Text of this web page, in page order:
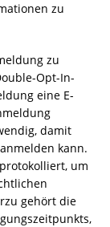
zu
zu
Opt-In-
eine E-
damit
kann.
um
gehört die